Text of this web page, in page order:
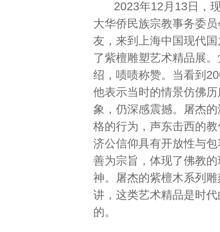
2023年12月13日，现
大华侨民族宗教事务委
友，来到上海中国现代
了紫檀雕塑艺术精品展
绍，啧啧称赞。当看到
他表示当时的情景仿佛
象，仍深感震撼。屠杰
格的行为，声东击西的
济公信仰具有开放性与
善为宗旨，体现了佛教
神。屠杰的紫檀木系列
讲，这类艺术精品是时
的。